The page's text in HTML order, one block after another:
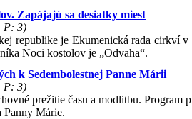
Zapájajú sa desiatky miest
P: 3)
republike je Ekumenická rada cirkví
Noci kostolov je „Odvaha“.
k Sedembolestnej Panne Márii
P: 3)
prežitie času a modlitbu. Program
Panny Márie.